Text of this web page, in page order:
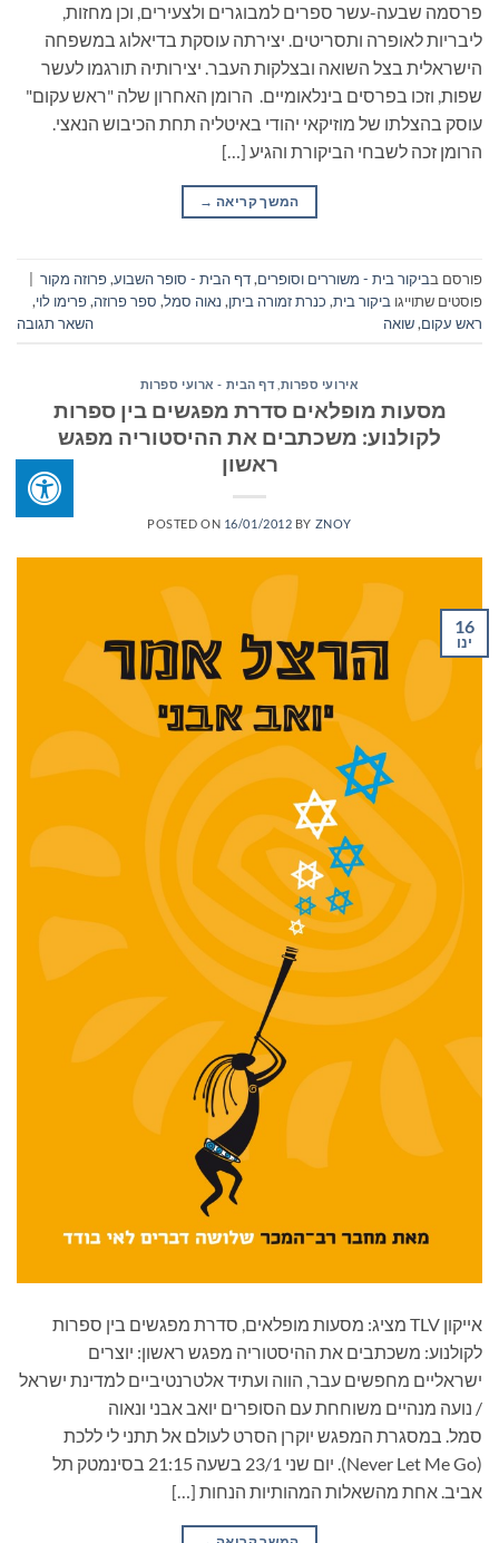
פרסמה שבעה-עשר ספרים למבוגרים ולצעירים, וכן מחזות,
ליבריות לאופרה ותסריטים. יצירתה עוסקת בדיאלוג במשפחה
הישראלית בצל השואה ובצלקות העבר. יצירותיה תורגמו לעשר
שפות, וזכו בפרסים בינלאומיים. הרומן האחרון שלה "ראש עקום"
עוסק בהצלתו של מוזיקאי יהודי באיטליה תחת הכיבוש הנאצי.
הרומן זכה לשבחי הביקורת והגיע […]
המשך קריאה →
פורסם בביקור בית - משוררים וסופרים,דף הבית - סופר השבוע,פרוזה מקור
פוסטים שתוייגו ביקור בית, כנרת זמורה ביתן, נאוה סמל, ספר פרוזה,פרימו לוי,
ראש עקום,שואה השאר תגובה
אירועי ספרות דף הבית - ארועי ספרות
מסעות מופלאים סדרת מפגשים בין ספרות
לקולנוע: משכתבים את ההיסטוריה מפגש
ראשון
POSTED ON 16/01/2012 BY ZNOY
16
ינו
אייקון TLV מציג: מסעות מופלאים, סדרת מפגשים בין ספרות
לקולנוע: משכתבים את ההיסטוריה מפגש ראשון: יוצרים
ישראליים מחפשים עבר, הווה ועתיד אלטרנטיביים למדינת ישראל
/ נועה מנהיים משוחחת עם הסופרים יואב אבני ונאוה
סמל. במסגרת המפגש יוקרן הסרט לעולם אל תתני לי ללכת
(Never Let Me Go). יום שני 23/1 בשעה 21:15 בסינמטק תל
אביב. אחת מהשאלות המהותיות הנחות […]